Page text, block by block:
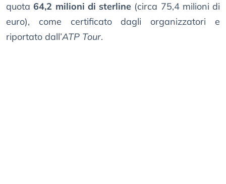
quota64,2 milioni di sterline (circa 75,4 milioni di
euro), come certificato dagli organizzatori e
riportato dall’ATP Tour.